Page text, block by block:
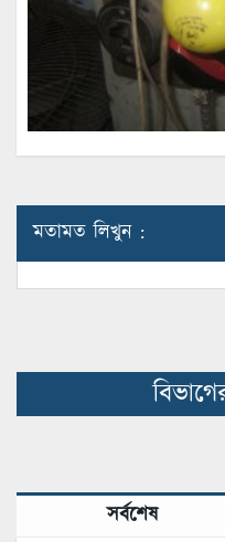
মতামত লিখুন :
সর্বশেষ